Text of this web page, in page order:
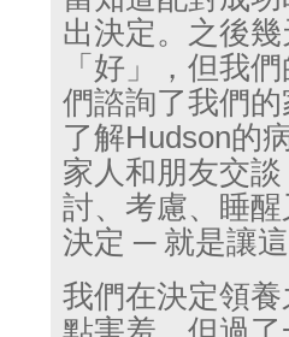
出決定。之後
「好」，但我
們諮詢了我們
了解Hudson的
家人和朋友交
討、考慮、睡
決定 ─ 就是讓
我們在決定領